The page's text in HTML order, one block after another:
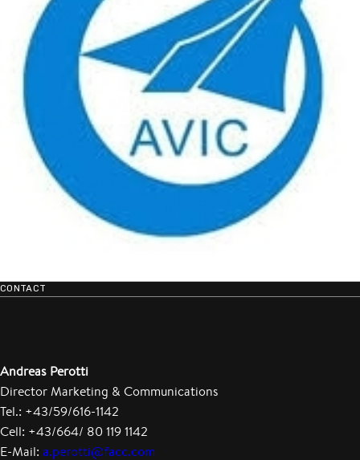
CONTACT
Andreas Perotti
Director Marketing & Communications
Tel.: +43/59/616-1142
Cell: +43/664/ 80 119 1142
E-Mail: a.perotti@facc.com